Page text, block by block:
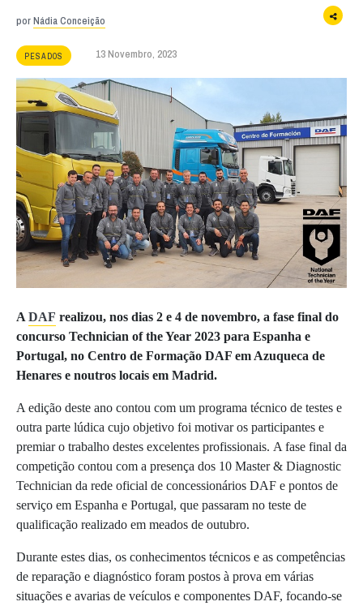
porNádia Conceição
PESADOS 13 Novembro, 2023
A DAF realizou, nos dias 2 e 4 de novembro, a fase final do
concurso Technician of the Year 2023 para Espanha e
Portugal, no Centro de Formação DAF em Azuqueca de
Henares e noutros locais em Madrid.
A edição deste ano contou com um programa técnico de testes e
outra parte lúdica cujo objetivo foi motivar os participantes e
premiar o trabalho destes excelentes profissionais. A fase final da
competição contou com a presença dos 10 Master & Diagnostic
Technician da rede oficial de concessionários DAF e pontos de
serviço em Espanha e Portugal, que passaram no teste de
qualificação realizado em meados de outubro.
Durante estes dias, os conhecimentos técnicos e as competências
de reparação e diagnóstico foram postos à prova em várias
situações e avarias de veículos e componentes DAF, focando-se